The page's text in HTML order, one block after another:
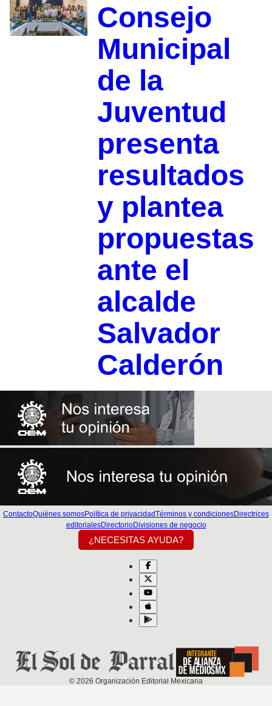
Consejo
Municipal
de la
Juventud
presenta
resultados
y plantea
propuestas
ante el
alcalde
Salvador
Calderón
ContactoQuiénes somosPolítica de privacidadTérminos y condicionesDirectrices
editorialesDirectorioDivisiones de negocio
¿NECESITAS AYUDA?
© 2026 Organización Editorial Mexicana